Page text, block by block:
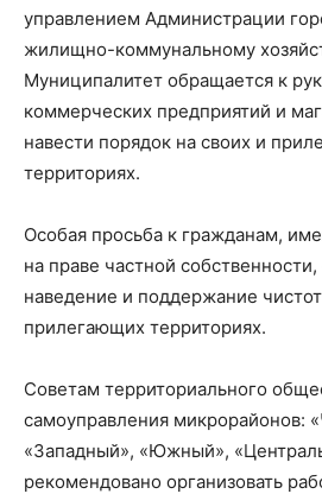
управлением Администрации
жилищно-коммунальному
Муниципалитет обращается к
коммерческих предприятий и
навести порядок на своих и
территориях.
Особая просьба к гражданам,
на праве частной
наведение и поддержание
прилегающих территориях.
Советам территориального
самоуправления микрорайонов:
«Западный», «Южный»,
рекомендовано организовать